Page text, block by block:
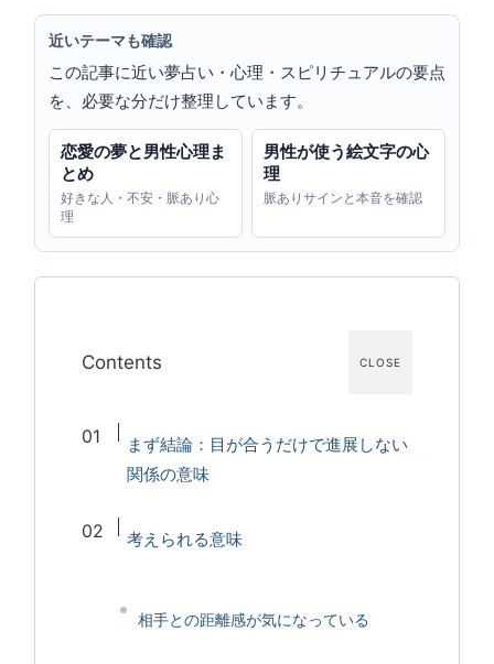
近いテーマも確認
この記事に近い夢占い・心理・スピリチュアルの要点
を、必要な分だけ整理しています。
恋愛の夢と男性心理ま
とめ
好きな人・不安・脈あり心
理
男性が使う絵文字の心
理
脈ありサインと本音を確認
CLOSE
Contents
まず結論：目が合うだけで進展しない
関係の意味
考えられる意味
相手との距離感が気になっている